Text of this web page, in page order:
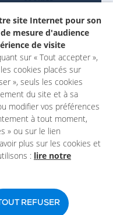
Accessibilité : non
conforme
Mentions légales
site Internet pour son
mesure d'audience
de visite
sur « Tout accepter »,
cookies placés sur
», seuls les cookies
du site et à sa
modifier vos préférences
à tout moment,
» ou sur le lien
plus sur les cookies et
: lire notre
REFUSER